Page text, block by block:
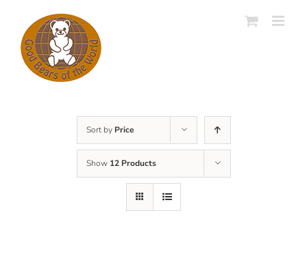
content
Sort by Price
Show 12 Products